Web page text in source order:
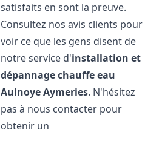
satisfaits en sont la preuve.
Consultez nos avis clients pour
voir ce que les gens disent de
notre service d'installation et
dépannage chauffe eau
Aulnoye Aymeries. N'hésitez
pas à nous contacter pour
obtenir un